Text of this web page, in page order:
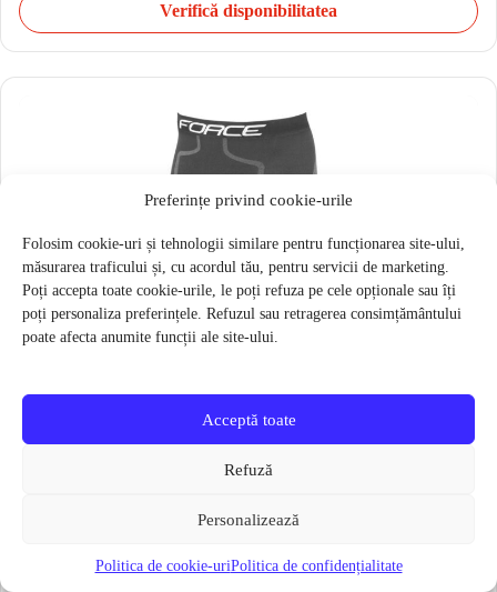
Preferințe privind cookie-urile
Folosim cookie-uri și tehnologii similare pentru funcționarea site-ului,
măsurarea traficului și, cu acordul tău, pentru servicii de marketing.
Poți accepta toate cookie-urile, le poți refuza pe cele opționale sau îți
poți personaliza preferințele. Refuzul sau retragerea consimțământului
poate afecta anumite funcții ale site-ului.
Acceptă toate
Refuză
Personalizează
Politica de cookie-uriPolitica de confidențialitate
Verifică disponibilitatea
Pantaloni functionali Force Frost marime L-XL Negru